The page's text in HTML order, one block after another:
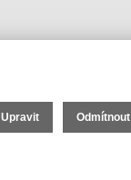
Upravit Odmítnout